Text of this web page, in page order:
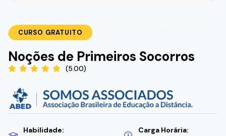
CURSO GRATUITO
Noções de Primeiros Socorros
(5.00)
Habilidade: Carga Horária: